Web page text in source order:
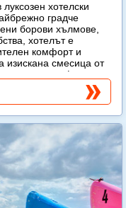
хотелски
градче
борови хълмове,
хотелът е
комфорт и
изискана смесица от
атмосфера.